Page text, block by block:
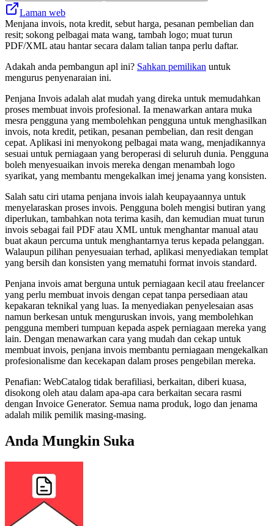
Laman web
Menjana invois, nota kredit, sebut harga, pesanan pembelian dan
resit; sokong pelbagai mata wang, tambah logo; muat turun
PDF/XML atau hantar secara dalam talian tanpa perlu daftar.
Adakah anda pembangun apl ini? Sahkan pemilikan untuk
mengurus penyenaraian ini.
Penjana Invois adalah alat mudah yang direka untuk memudahkan
proses membuat invois profesional. Ia menawarkan antara muka
mesra pengguna yang membolehkan pengguna untuk menghasilkan
invois, nota kredit, petikan, pesanan pembelian, dan resit dengan
cepat. Aplikasi ini menyokong pelbagai mata wang, menjadikannya
sesuai untuk perniagaan yang beroperasi di seluruh dunia. Pengguna
boleh menyesuaikan invois mereka dengan menambah logo
syarikat, yang membantu mengekalkan imej jenama yang konsisten.
Salah satu ciri utama penjana invois ialah keupayaannya untuk
menyelaraskan proses invois. Pengguna boleh mengisi butiran yang
diperlukan, tambahkan nota terima kasih, dan kemudian muat turun
invois sebagai fail PDF atau XML untuk menghantar manual atau
buat akaun percuma untuk menghantarnya terus kepada pelanggan.
Walaupun pilihan penyesuaian terhad, aplikasi menyediakan templat
yang bersih dan konsisten yang mematuhi format invois standard.
Penjana invois amat berguna untuk perniagaan kecil atau freelancer
yang perlu membuat invois dengan cepat tanpa persediaan atau
kepakaran teknikal yang luas. Ia menyediakan penyelesaian asas
namun berkesan untuk menguruskan invois, yang membolehkan
pengguna memberi tumpuan kepada aspek perniagaan mereka yang
lain. Dengan menawarkan cara yang mudah dan cekap untuk
membuat invois, penjana invois membantu perniagaan mengekalkan
profesionalisme dan kecekapan dalam proses pengebilan mereka.
Penafian: WebCatalog tidak berafiliasi, berkaitan, diberi kuasa,
disokong oleh atau dalam apa-apa cara berkaitan secara rasmi
dengan Invoice Generator. Semua nama produk, logo dan jenama
adalah milik pemilik masing-masing.
Anda Mungkin Suka